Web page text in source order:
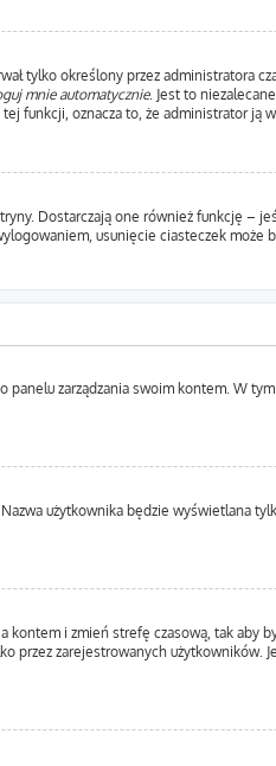
tylko określony przez administratora
mnie automatycznie. Jest to
funkcji, oznacza to, że administrator ją
Dostarczają one również funkcję –
usunięcie ciasteczek może
zarządzania swoim kontem. W
użytkownika będzie wyświetlana
kontem i zmień strefę czasową, tak aby
przez zarejestrowanych użytkowników.